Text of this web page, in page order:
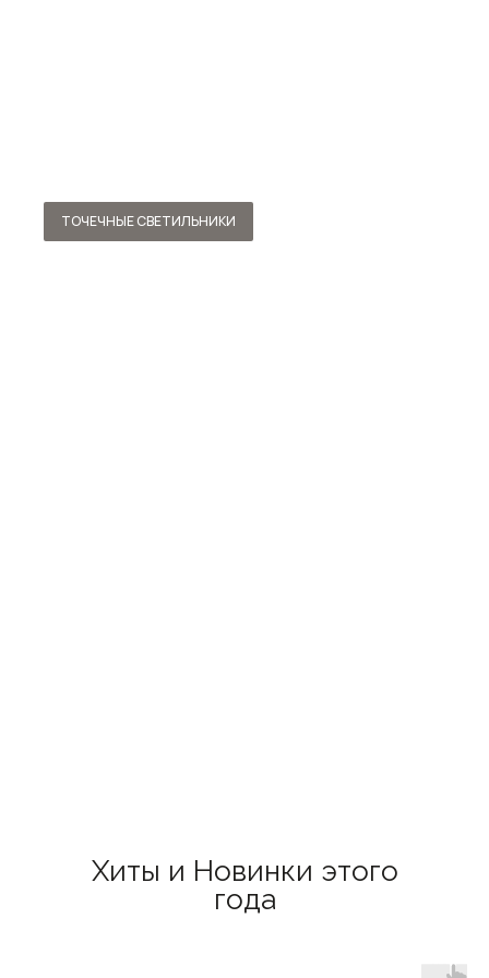
ТОЧЕЧНЫЕ СВЕТИЛЬНИКИ
Хиты и Новинки этого
года